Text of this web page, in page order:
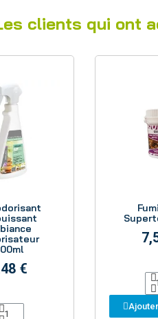
clients qui ont
€